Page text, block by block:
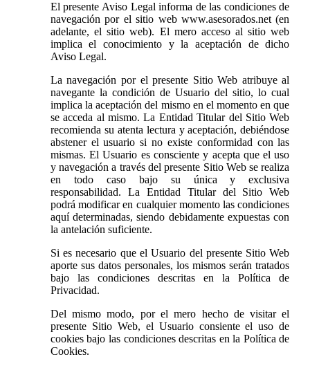
El presente Aviso Legal informa de las condiciones de
navegación por el sitio web www.asesorados.net (en
adelante, el sitio web). El mero acceso al sitio web
implica el conocimiento y la aceptación de dicho
Aviso Legal.
La navegación por el presente Sitio Web atribuye al
navegante la condición de Usuario del sitio, lo cual
implica la aceptación del mismo en el momento en que
se acceda al mismo. La Entidad Titular del Sitio Web
recomienda su atenta lectura y aceptación, debiéndose
abstener el usuario si no existe conformidad con las
mismas. El Usuario es consciente y acepta que el uso
y navegación a través del presente Sitio Web se realiza
en todo caso bajo su única y exclusiva
responsabilidad. La Entidad Titular del Sitio Web
podrá modificar en cualquier momento las condiciones
aquí determinadas, siendo debidamente expuestas con
la antelación suficiente.
Si es necesario que el Usuario del presente Sitio Web
aporte sus datos personales, los mismos serán tratados
bajo las condiciones descritas en la Política de
Privacidad.
Del mismo modo, por el mero hecho de visitar el
presente Sitio Web, el Usuario consiente el uso de
cookies bajo las condiciones descritas en la Política de
Cookies.